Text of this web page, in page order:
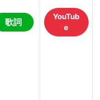
歌詞
YouTub
e